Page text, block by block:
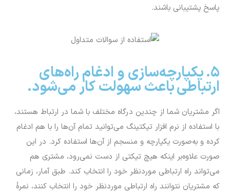
پاسخ پشتیبانی باشند.
5. یکپارچه‌سازی و ادغام راه‌های
ارتباطی باعث سهولت کار می‌شود.
اگر مشتریان شما از چندین درگاه مختلف با شما در ارتباط هستند،
با استفاده از نرم افزار تیکتینگ می‌توانید تمام آن‌ها را با هم ادغام
کرده و به‌صورت یکپارچه و منسجم از آن‌ها استفاده کرد. در این
صورت علاوه‌بر اینکه هیچ تیکتی از دست نمی‌رود، مشتری هم
می‌تواند راه ارتباطی موردنظر خود را انتخاب کند. طبق آمار، زمانی‌
که مشتریان نتوانند راه ارتباطی موردنظر خود را انتخاب کنند، نمرۀ